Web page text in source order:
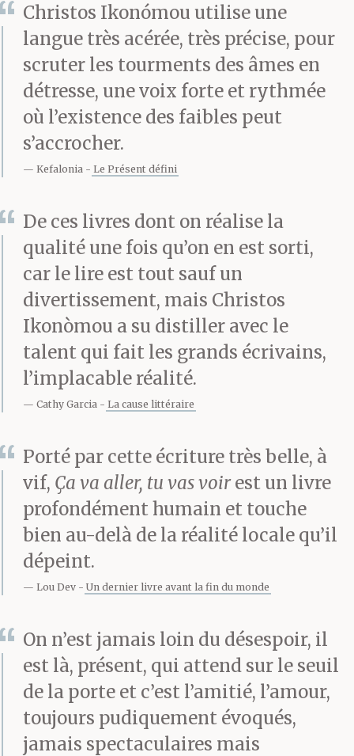
n’était pas du lait. Mais
de la salive séchée.
Dors. Il est encore tôt. Il
lui a caressé les
sourire. Je vais sortir. Tu
m’entends ? Je ne veux
pas que tu aies peur. Je
reviens dans un
moment. Quand tu te
réveilleras la table sera
jusqu’au lundi de
Pâques. D’accord ? Salut.
L’enfant a fermé les
yeux, s’est léché les
lèvres, a dit j’ai faim,
puis a fermé les yeux
plus encore et n’a plus
rien dit.
Christos Ikonómou utilise une
langue très acérée, très précise, pour
scruter les tourments des âmes en
détresse, une voix forte et rythmée
où l’existence des faibles peut
s’accrocher.
Kefalonia Le Présent défini
De ces livres dont on réalise la
qualité une fois qu’on en est sorti,
car le lire est tout sauf un
divertissement, mais Christos
Ikonòmou a su distiller avec le
talent qui fait les grands écrivains,
l’implacable réalité.
Cathy Garcia La cause littéraire
Porté par cette écriture très belle, à
vif, Ça va aller, tu vas voirest un livre
profondément humain et touche
bien au-delà de la réalité locale qu’il
dépeint.
Lou Dev Un dernier livre avant la fin du monde
On n’est jamais loin du désespoir, il
est là, présent, qui attend sur le seuil
de la porte et c’est l’amitié, l’amour,
toujours pudiquement évoqués,
jamais spectaculaires mais